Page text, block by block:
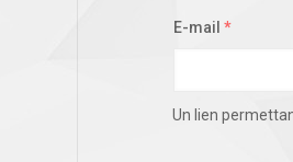
E-mail *
Un lien